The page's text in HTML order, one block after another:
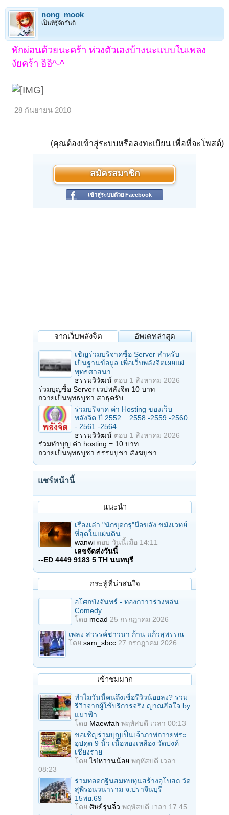
nong_mook
เป็นที่รู้จักกันดี
พักผ่อนด้วยนะคร้า ห่วงตัวเองบ้างนะแบบในเพลง
งัยคร้า อิอิ^-^
28 กันยายน 2010
(คุณต้องเข้าสู่ระบบหรือลงทะเบียน เพื่อที่จะโพสต์)
สมัครสมาชิก
เข้าสู่ระบบด้วย Facebook
จากเว็บพลังจิต อัพเดทล่าสุด
เชิญร่วมบริจาคซื้อ Server สำหรับ
เป็นฐานข้อมูล เพื่อเว็บพลังจิตเผยแผ่
พุทธศาสนา
ธรรมวิวัฒน์ ตอบ 1 สิงหาคม 2026
ร่วมบุญซื้อ Server เวปพลังจิต 10 บาท
ถวายเป็นพุทธบูชา สาธุครับ…
ร่วมบริจาค ค่า Hosting ของเว็บ
พลังจิต ปี 2552 ...2558 -2559 -2560
- 2561 -2564
ธรรมวิวัฒน์ ตอบ 1 สิงหาคม 2026
ร่วมทำบุญ ค่า hosting = 10 บาท
ถวายเป็นพุทธบูชา ธรรมบูชา สังฆบูชา…
แชร์หน้านี้
แนะนำ
เรื่องเล่า "นักขุดกรุ"มือขลัง ขมังเวทย์
ที่สุดในแผ่นดิน
wanwi ตอบ วันนี้เมื่อ 14:11
เลขจัดส่งวันนี้
--ED 4449 9183 5 TH นนทบุรี
กระทู้ที่น่าสนใจ
อโศกบังจันทร์ - ทองกวาวร่วงหล่น
Comedy
โดย mead 25 กรกฎาคม 2026
เพลง สวรรค์ชาวนา ก้าน แก้วสุพรรณ
โดย sam_sbcc 27 กรกฎาคม 2026
เข้าชมมาก
ทำไมวันนี้คนถึงเชื่อรีวิวน้อยลง? รวม
รีวิวจากผู้ใช้บริการจริง ญาณฮีลใจ by
แมวฟ้า
โดย Maewfah พฤหัสบดี เวลา 00:13
ขอเชิญร่วมบุญเป็นเจ้าภาพถวายพระ
อุปคุต 9 นิ้ว เนื้อทองเหลือง วัดปงค์
เชียงราย
โดยไข่หวานน้อย พฤหัสบดี เวลา
08:23
ร่วมทอดกฐินสมทบทุนสร้างอุโบสถ วัด
สุพีรอนวนาราม จ.ปราจีนบุรี
15พย.69
โดย ศิษย์รุ่นจิ๋ว พฤหัสบดี เวลา 17:45